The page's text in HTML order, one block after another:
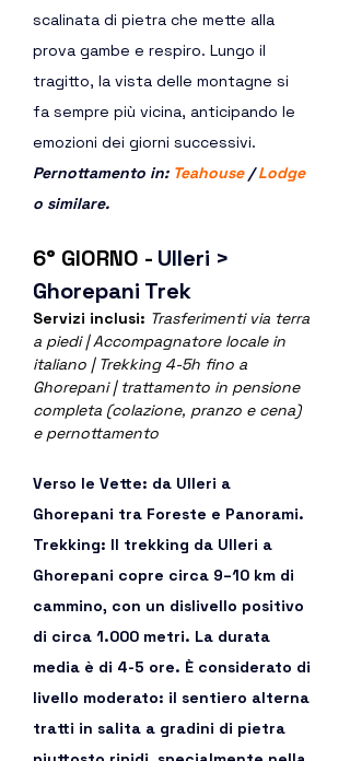
scalinata di pietra che mette alla
prova gambe e respiro. Lungo il
tragitto, la vista delle montagne si
fa sempre più vicina, anticipando le
emozioni dei giorni successivi.
Pernottamento in: Teahouse / Lodge
o similare.
6° GIORNO - Ulleri >
Ghorepani Trek
Servizi inclusi: Trasferimenti via terra
a piedi | Accompagnatore locale in
italiano | Trekking 4-5h fino a
Ghorepani | trattamento in pensione
completa (colazione, pranzo e cena)
e pernottamento
Verso le Vette: da Ulleri a
Ghorepani tra Foreste e Panorami.
Trekking: Il trekking da Ulleri a
Ghorepani copre circa 9–10 km di
cammino, con un dislivello positivo
di circa 1.000 metri. La durata
media è di 4-5 ore. È considerato di
livello moderato: il sentiero alterna
tratti in salita a gradini di pietra